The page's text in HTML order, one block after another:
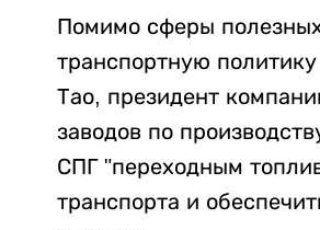
Помимо сферы
транспортную
Тао, президент
заводов по
СПГ "переходным
транспорта и